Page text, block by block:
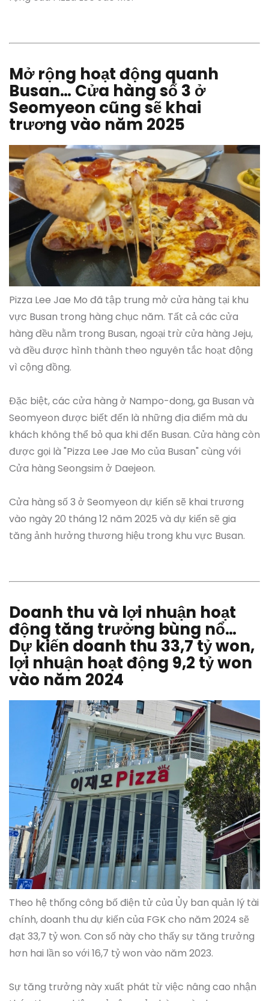
Mở rộng hoạt động quanh
Busan… Cửa hàng số 3 ở
Seomyeon cũng sẽ khai
trương vào năm 2025
Pizza Lee Jae Mo đã tập trung mở cửa hàng tại khu
vực Busan trong hàng chục năm. Tất cả các cửa
hàng đều nằm trong Busan, ngoại trừ cửa hàng Jeju,
và đều được hình thành theo nguyên tắc hoạt động
vì cộng đồng.
Đặc biệt, các cửa hàng ở Nampo-dong, ga Busan và
Seomyeon được biết đến là những địa điểm mà du
khách không thể bỏ qua khi đến Busan. Cửa hàng còn
được gọi là "Pizza Lee Jae Mo của Busan" cùng với
Cửa hàng Seongsim ở Daejeon.
Cửa hàng số 3 ở Seomyeon dự kiến sẽ khai trương
vào ngày 20 tháng 12 năm 2025 và dự kiến sẽ gia
tăng ảnh hưởng thương hiệu trong khu vực Busan.
Doanh thu và lợi nhuận hoạt
động tăng trưởng bùng nổ…
Dự kiến doanh thu 33,7 tỷ won,
lợi nhuận hoạt động 9,2 tỷ won
vào năm 2024
Theo hệ thống công bố điện tử của Ủy ban quản lý tài
chính, doanh thu dự kiến của FGK cho năm 2024 sẽ
đạt 33,7 tỷ won. Con số này cho thấy sự tăng trưởng
hơn hai lần so với 16,7 tỷ won vào năm 2023.
Sự tăng trưởng này xuất phát từ việc nâng cao nhận